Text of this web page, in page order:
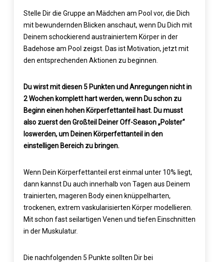
Stelle Dir die Gruppe an Mädchen am Pool vor, die Dich
mit bewundernden Blicken anschaut, wenn Du Dich mit
Deinem schockierend austrainiertem Körper in der
Badehose am Pool zeigst. Das ist Motivation, jetzt mit
den entsprechenden Aktionen zu beginnen.
Du wirst mit diesen 5 Punkten und Anregungen nicht in
2 Wochen komplett hart werden, wenn Du schon zu
Beginn einen hohen Körperfettanteil hast. Du musst
also zuerst den Großteil Deiner Off-Season „Polster“
loswerden, um Deinen Körperfettanteil in den
einstelligen Bereich zu bringen.
Wenn Dein Körperfettanteil erst einmal unter 10% liegt,
dann kannst Du auch innerhalb von Tagen aus Deinem
trainierten, mageren Body einen knüppelharten,
trockenen, extrem vaskularisierten Körper modellieren.
Mit schon fast seilartigen Venen und tiefen Einschnitten
in der Muskulatur.
Die nachfolgenden 5 Punkte sollten Dir bei